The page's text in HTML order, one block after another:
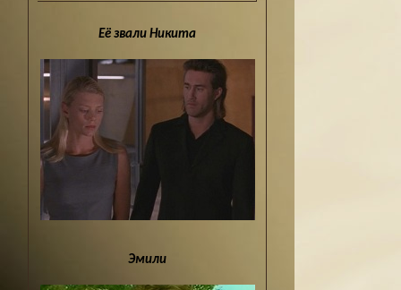
Её звали Никита
Эмили